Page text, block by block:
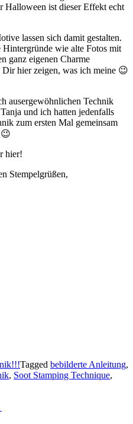
ist dieser Effekt echt
lassen sich damit gestalten.
wie alte Fotos mit
ganz eigenen Charme
hier zeigen, was ich meine 😉
ausergewöhnlichen Technik
und ich hatten jedenfalls
zum ersten Mal gemeinsam
😉
hier!
Stempelgrüßen,
Tagged bebilderte Anleitung,
, Soot Stamping Technique,